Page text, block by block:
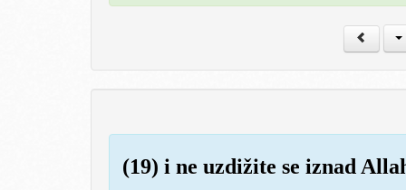
(19) i ne uzdižite se iznad